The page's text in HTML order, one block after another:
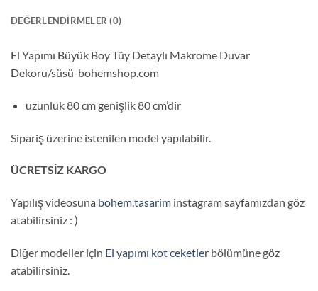
DEĞERLENDIRMELER (0)
El Yapımı Büyük Boy Tüy Detaylı Makrome Duvar
Dekoru/süsü-bohemshop.com
uzunluk 80 cm genişlik 80 cm’dir
Sipariş üzerine istenilen model yapılabilir.
ÜCRETSİZ KARGO
Yapılış videosuna bohem.tasarim instagram sayfamızdan göz
atabilirsiniz : )
Diğer modeller için El yapımı kot ceketler bölümüne göz
atabilirsiniz.